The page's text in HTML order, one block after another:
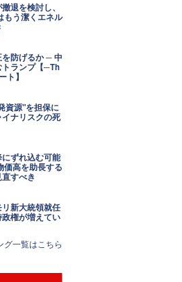
退を検討し、
もう潔くエネル
防げるか ─ 中
ランプ【─Th
ト】
資源"を担保に
ナリスクの死
ずれ込む可能
価高を助長する
すべき
新大統領就任
権が増えてい
グ一覧はこちら